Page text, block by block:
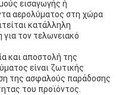
εισαγωγής ή
αερολύματος στη χώρα
κατάλληλη
για τον τελωνειακό
και αποστολή της
είναι ζωτικής
της ασφαλούς παράδοσης
του προϊόντος.